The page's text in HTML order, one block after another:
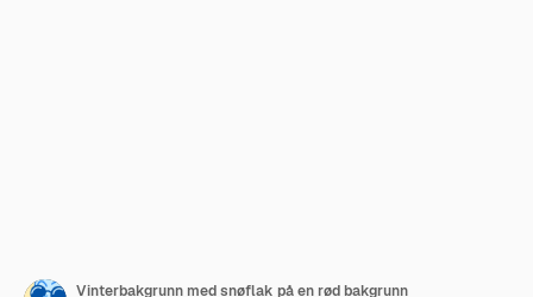
Vinterbakgrunn med snøflak på en rød bakgrunn